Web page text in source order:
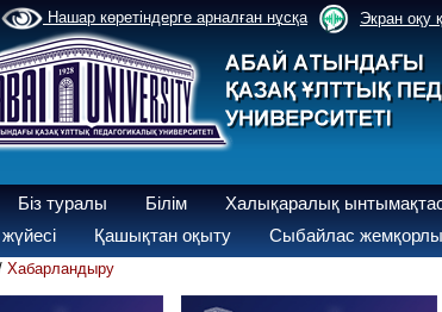
Нашар көретіндерге арналған нұсқа Экран оқу
Біз туралы Білім Халықаралық
Қашықтан оқыту Сыбайлас
Хабарландыру